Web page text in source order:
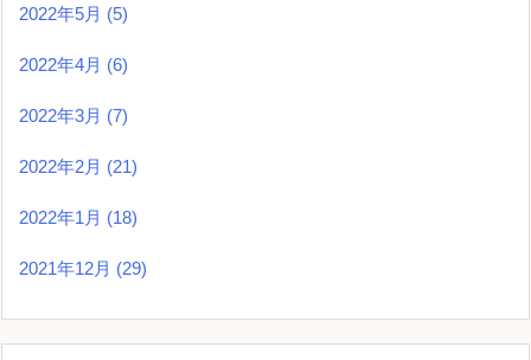
2022年5月 (5)
2022年4月 (6)
2022年3月 (7)
2022年2月 (21)
2022年1月 (18)
2021年12月 (29)